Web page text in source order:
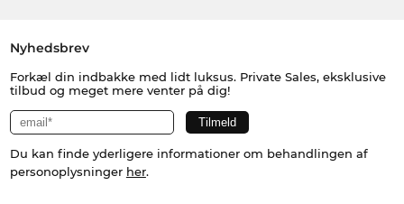
Nyhedsbrev
Forkæl din indbakke med lidt luksus. Private Sales, eksklusive
tilbud og meget mere venter på dig!
Du kan finde yderligere informationer om behandlingen af
personoplysninger her.